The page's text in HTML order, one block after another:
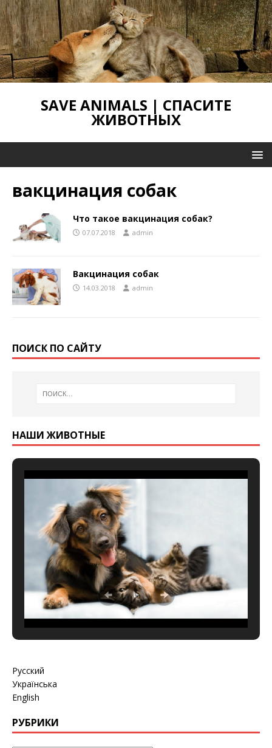
SAVE ANIMALS | СПАСИТЕ
ЖИВОТНЫХ
вакцинация собак
Что такое вакцинация собак?
07.07.2018 admin
Вакцинация собак
14.03.2018 admin
ПОИСК ПО САЙТУ
НАШИ ЖИВОТНЫЕ
Русский
Українська
English
РУБРИКИ